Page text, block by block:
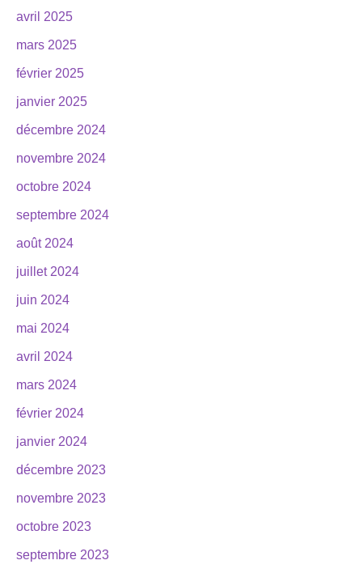
avril 2025
mars 2025
février 2025
janvier 2025
décembre 2024
novembre 2024
octobre 2024
septembre 2024
août 2024
juillet 2024
juin 2024
mai 2024
avril 2024
mars 2024
février 2024
janvier 2024
décembre 2023
novembre 2023
octobre 2023
septembre 2023